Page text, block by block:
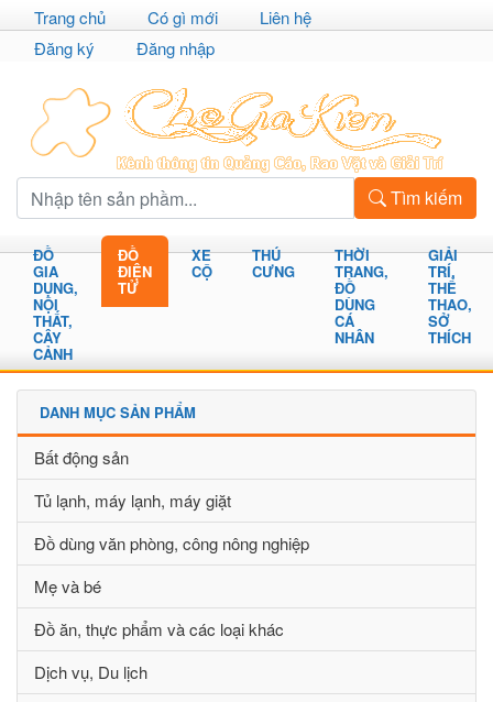
Trang chủ Có gì mới
Liên hệ
Đăng ký
Đăng nhập
Tìm kiếm
ĐỒ
GIA
DỤNG,
NỘI
THẤT,
CÂY
CẢNH
ĐỒ
ĐIỆN
TỬ
XE
CỘ
THÚ
CƯNG
THỜI
TRANG,
ĐỒ
DÙNG
CÁ
NHÂN
GIẢI
TRÍ,
THỂ
THAO,
SỞ
THÍCH
DANH MỤC SẢN PHẨM
Bất động sản
Tủ lạnh, máy lạnh, máy giặt
Đồ dùng văn phòng, công nông nghiệp
Mẹ và bé
Đồ ăn, thực phẩm và các loại khác
Dịch vụ, Du lịch